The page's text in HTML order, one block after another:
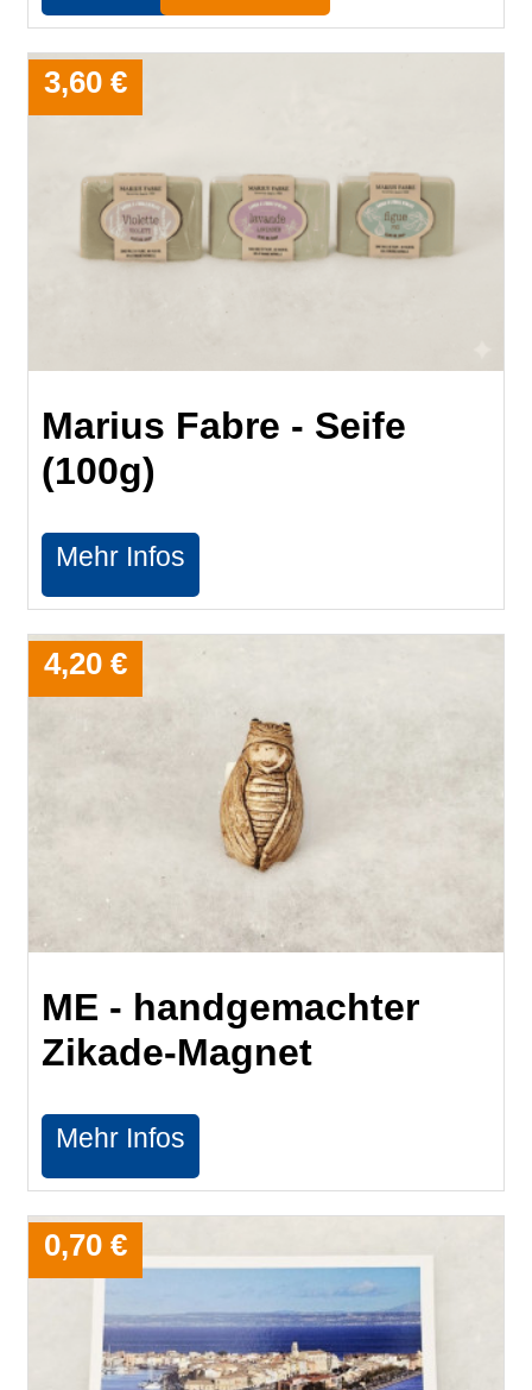
​Marius Fabre - Seife
(100g)
3,60 €
Mehr Infos
ME - handgemachter
Zikade-Magnet
4,20 €
Mehr Infos
0,70 €